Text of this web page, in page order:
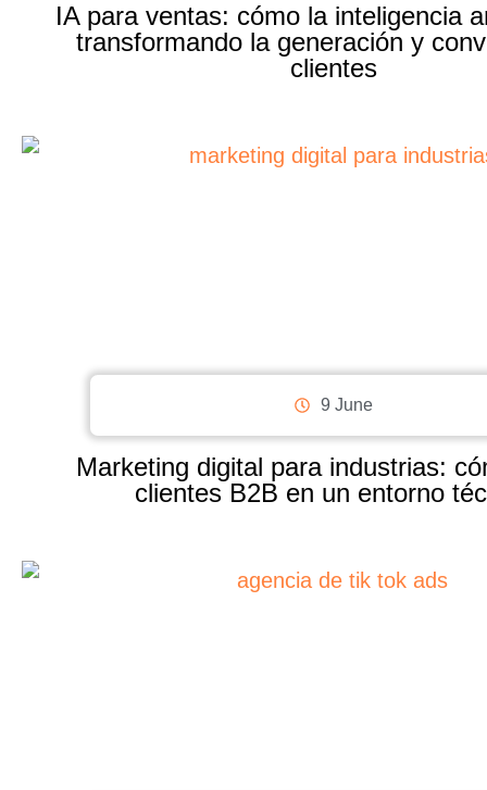
IA para ventas: cómo la inteligencia
transformando la generación y
clientes
9 June
Marketing digital para industrias:
clientes B2B en un entorno